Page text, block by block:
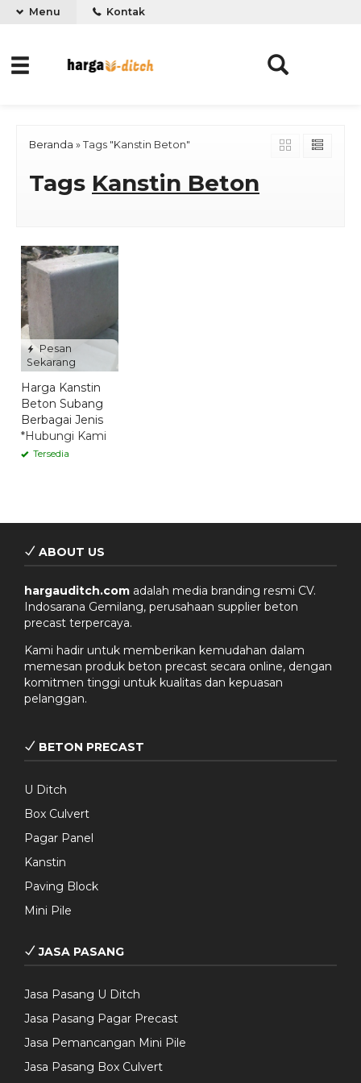
Menu Kontak
Beranda » Tags "Kanstin Beton"
Tags Kanstin Beton
Pesan
Sekarang
Harga Kanstin
Beton Subang
Berbagai Jenis
*Hubungi Kami
Tersedia
ABOUT US
hargauditch.com adalah media branding resmi CV.
Indosarana Gemilang, perusahaan supplier beton
precast terpercaya.
Kami hadir untuk memberikan kemudahan dalam
memesan produk beton precast secara online, dengan
komitmen tinggi untuk kualitas dan kepuasan
pelanggan.
BETON PRECAST
U Ditch
Box Culvert
Pagar Panel
Kanstin
Paving Block
Mini Pile
JASA PASANG
Jasa Pasang U Ditch
Jasa Pasang Pagar Precast
Jasa Pemancangan Mini Pile
Jasa Pasang Box Culvert